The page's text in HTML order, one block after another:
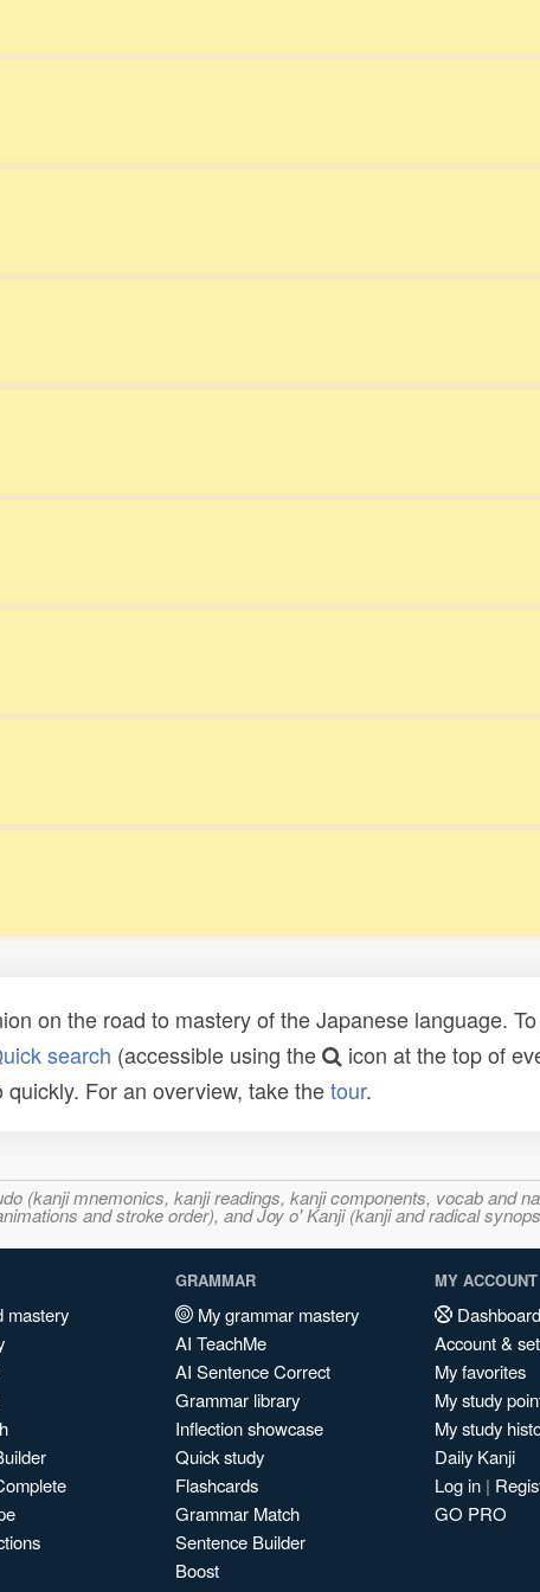
on the road to mastery of the Japanese language.
search (accessible using the
icon at the top of
For an overview, take thetour.
(kanji mnemonics, kanji readings, kanji components, vocab and
and stroke order), and Joy o' Kanji (kanji and radical
mastery
GRAMMAR
My grammar mastery
AI TeachMe
AI Sentence Correct
Grammar library
Inflection showcase
Quick study
Flashcards
Grammar Match
Sentence Builder
Boost
MY ACCOUNT
Dashboard
Account &
My favorites
My study
My study
Daily Kanji
Log in |
GO PRO